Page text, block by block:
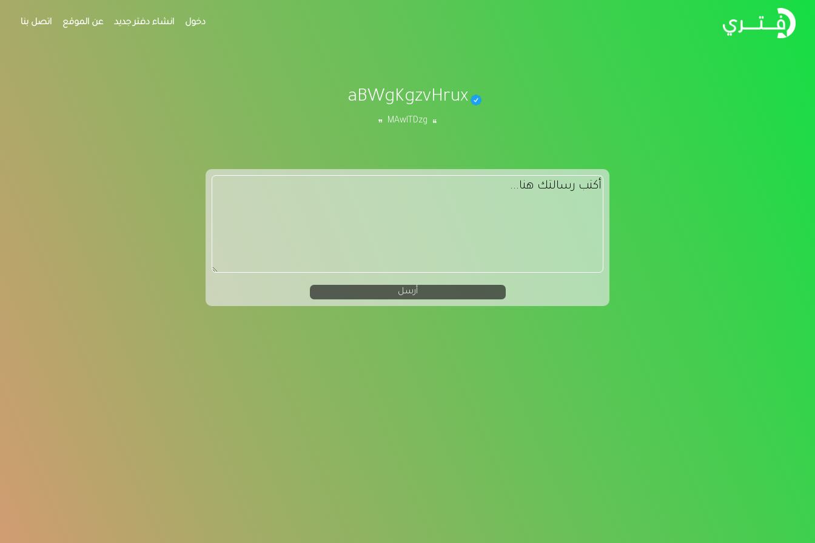
دخول انشاء دفتر جديد عن الموقع اتصل بنا
aBWgKgzvHrux